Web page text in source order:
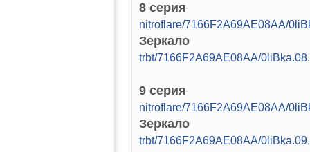
8 серия
nitroflare/7166F2A69AE08AA/
Зеркало
trbt/7166F2A69AE08AA/
9 серия
nitroflare/7166F2A69AE08AA/
Зеркало
trbt/7166F2A69AE08AA/